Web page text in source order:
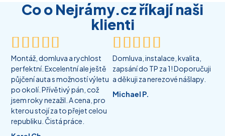
Co o Nejrámy.cz říkají naši
klienti

Montáž, domluva a rychlost
perfektní. Excelentní ale ještě
půjčení auta s možností výletu
po okolí. Přívětivý pán, což
jsem roky nezažil. A cena, pro
kterou stojí za to přejet celou
republiku. Čistá práce.

Domluva, instalace, kvalita,
zapsání do TP za 1! Doporučuji
a děkuji za nerezové nášlapy.
Michael P.